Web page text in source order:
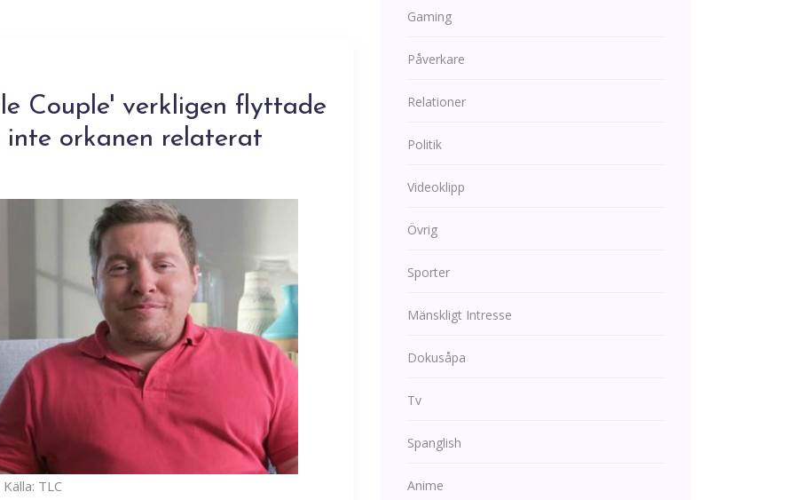
Couple' verkligen flyttade
orkanen relaterat
Källa: TLC
Gaming
Påverkare
Relationer
Politik
Videoklipp
Övrig
Sporter
Mänskligt Intresse
Dokusåpa
Tv
Spanglish
Anime